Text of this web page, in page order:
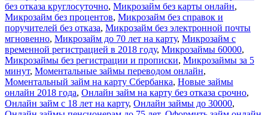
без отказа круглосуточно, Микрозайм без карты онлайн,
Микрозайм без процентов, Микрозайм без справок и
поручителей без отказа, Микрозайм без электронной почты
мгновенно, Микрозайм до 70 лет на карту, Микрозайм с
временной регистрацией в 2018 году, Микрозаймы 60000,
Микрозаймы без регистрации и прописки, Микрозаймы за 5
минут, Моментальные займы переводом онлайн,
Моментальный займ на карту Сбербанка, Новые займы
онлайн 2018 года, Онлайн займ на карту без отказа срочно,
Онлайн займ с 18 лет на карту, Онлайн займы до 30000,